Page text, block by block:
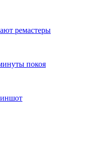
ремастеры
покоя